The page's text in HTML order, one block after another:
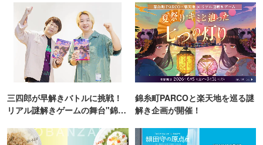
三四郎が早解きバトルに挑戦！
リアル謎解きゲームの舞台"錦糸
錦糸町PARCOと楽天地を巡る謎
解き企画が開催！